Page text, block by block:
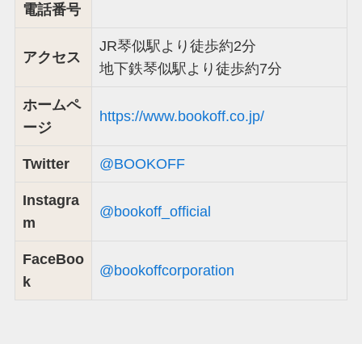
電話番号
アクセス
JR琴似駅より徒歩約2分
地下鉄琴似駅より徒歩約7分
ホームペ
ージ
https://www.bookoff.co.jp/
Twitter @BOOKOFF
Instagra
m
@bookoff_official
FaceBoo
k
@bookoffcorporation